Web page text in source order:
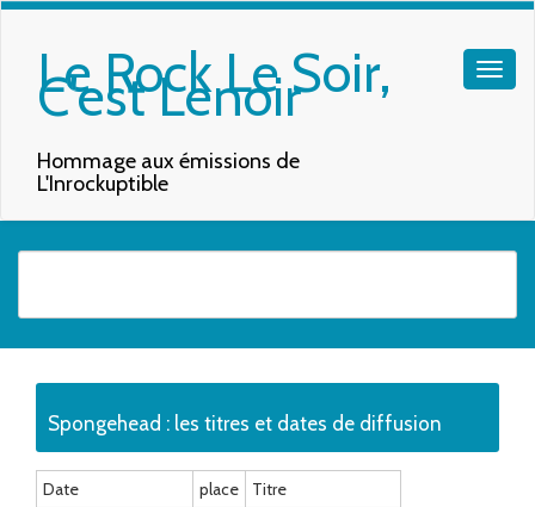
Le Rock Le Soir,
C'est Lenoir
Hommage aux émissions de
L'Inrockuptible
Spongehead : les titres et dates de diffusion
Date place
Titre